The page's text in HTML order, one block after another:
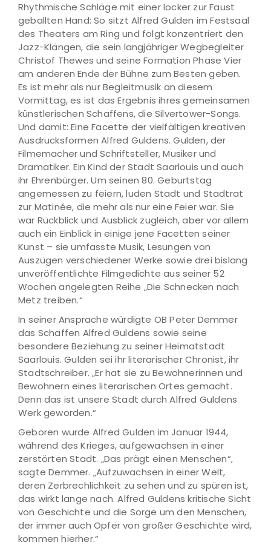
Rhythmische Schläge mit einer locker zur Faust
geballten Hand: So sitzt Alfred Gulden im Festsaal
des Theaters am Ring und folgt konzentriert den
Jazz-Klängen, die sein langjähriger Wegbegleiter
Christof Thewes und seine Formation Phase Vier
am anderen Ende der Bühne zum Besten geben.
Es ist mehr als nur Begleitmusik an diesem
Vormittag, es ist das Ergebnis ihres gemeinsamen
künstlerischen Schaffens, die Silvertower-Songs.
Und damit: Eine Facette der vielfältigen kreativen
Ausdrucksformen Alfred Guldens. Gulden, der
Filmemacher und Schriftsteller, Musiker und
Dramatiker. Ein Kind der Stadt Saarlouis und auch
ihr Ehrenbürger. Um seinen 80. Geburtstag
angemessen zu feiern, luden Stadt und Stadtrat
zur Matinée, die mehr als nur eine Feier war. Sie
war Rückblick und Ausblick zugleich, aber vor allem
auch ein Einblick in einige jene Facetten seiner
Kunst – sie umfasste Musik, Lesungen von
Auszügen verschiedener Werke sowie drei bislang
unveröffentlichte Filmgedichte aus seiner 52
Wochen angelegten Reihe „Die Schnecken nach
Metz treiben.“
In seiner Ansprache würdigte OB Peter Demmer
das Schaffen Alfred Guldens sowie seine
besondere Beziehung zu seiner Heimatstadt
Saarlouis. Gulden sei ihr literarischer Chronist, ihr
Stadtschreiber. „Er hat sie zu Bewohnerinnen und
Bewohnern eines literarischen Ortes gemacht.
Denn das ist unsere Stadt durch Alfred Guldens
Werk geworden.“
Geboren wurde Alfred Gulden im Januar 1944,
während des Krieges, aufgewachsen in einer
zerstörten Stadt. „Das prägt einen Menschen“,
sagte Demmer. „Aufzuwachsen in einer Welt,
deren Zerbrechlichkeit zu sehen und zu spüren ist,
das wirkt lange nach. Alfred Guldens kritische Sicht
von Geschichte und die Sorge um den Menschen,
der immer auch Opfer von großer Geschichte wird,
kommen hierher.“